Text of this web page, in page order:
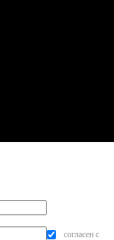
согласен с